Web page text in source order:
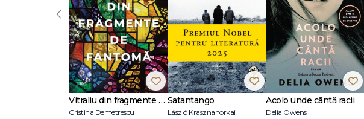
Vitraliu din fragmente de fantomă
Cristina Demetrescu
Satantango
László Krasznahorkai
Acolo unde cântă racii
Delia Owens
‹